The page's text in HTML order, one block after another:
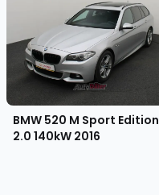
BMW 520 M Sport Edition
2.0 140kW 2016